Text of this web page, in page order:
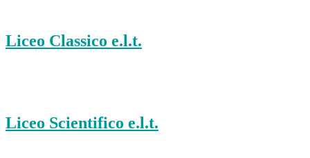
Liceo Classico e.l.t.
Liceo Scientifico e.l.t.